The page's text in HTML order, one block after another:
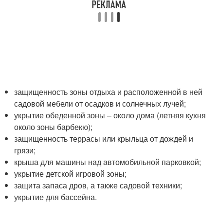
защищенность зоны отдыха и расположенной в ней
садовой мебели от осадков и солнечных лучей;
укрытие обеденной зоны – около дома (летняя кухня
около зоны барбекю);
защищенность террасы или крыльца от дождей и
грязи;
крыша для машины над автомобильной парковкой;
укрытие детской игровой зоны;
защита запаса дров, а также садовой техники;
укрытие для бассейна.